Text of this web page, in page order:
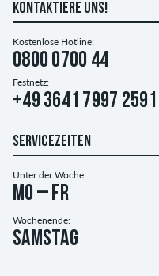
KONTAKTIERE UNS!
Kostenlose Hotline:
0800 0700 44
Festnetz:
+49 3641 7997 2591
SERVICEZEITEN
Unter der Woche:
Mo – Fr
Wochenende:
Samstag